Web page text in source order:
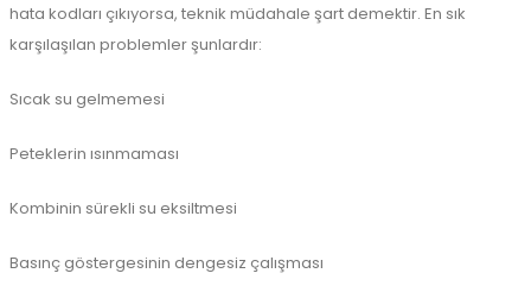
hata kodları çıkıyorsa, teknik müdahale şart demektir. En sık
karşılaşılan problemler şunlardır:
Sıcak su gelmemesi
Peteklerin ısınmaması
Kombinin sürekli su eksiltmesi
Basınç göstergesinin dengesiz çalışması